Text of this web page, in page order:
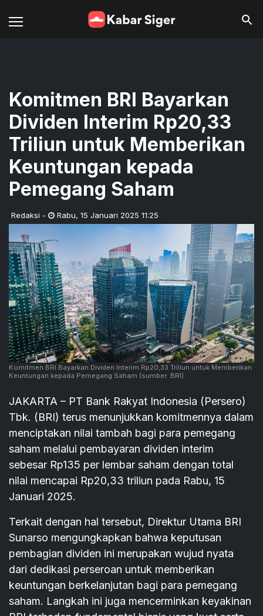
Komitmen BRI Bayarkan
Dividen Interim Rp20,33
Triliun untuk Memberikan
Keuntungan kepada
Pemegang Saham
Redaksi - Rabu, 15 Januari 2025 11:25
Komitmen BRI Bayarkan Dividen Interim Rp20,33 Triliun untuk Memberikan
Keuntungan kepada Pemegang Saham (sumber: BRI)
JAKARTA – PT Bank Rakyat Indonesia (Persero)
Tbk. (BRI) terus menunjukkan komitmennya dalam
menciptakan nilai tambah bagi para pemegang
saham melalui pembayaran dividen interim
sebesar Rp135 per lembar saham dengan total
nilai mencapai Rp20,33 triliun pada Rabu, 15
Januari 2025.
Terkait dengan hal tersebut, Direktur Utama BRI
Sunarso mengungkapkan bahwa keputusan
pembagian dividen ini merupakan wujud nyata
dari dedikasi perseroan untuk memberikan
keuntungan berkelanjutan bagi para pemegang
saham. Langkah ini juga mencerminkan keyakinan